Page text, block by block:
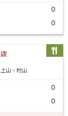
0
0
山・村山
0
0